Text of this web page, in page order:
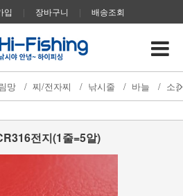
입 | 장바구니 | 배송조회
망 / 찌/전자찌 / 낚시줄 / 바늘 / 소
전지(1줄=5알)